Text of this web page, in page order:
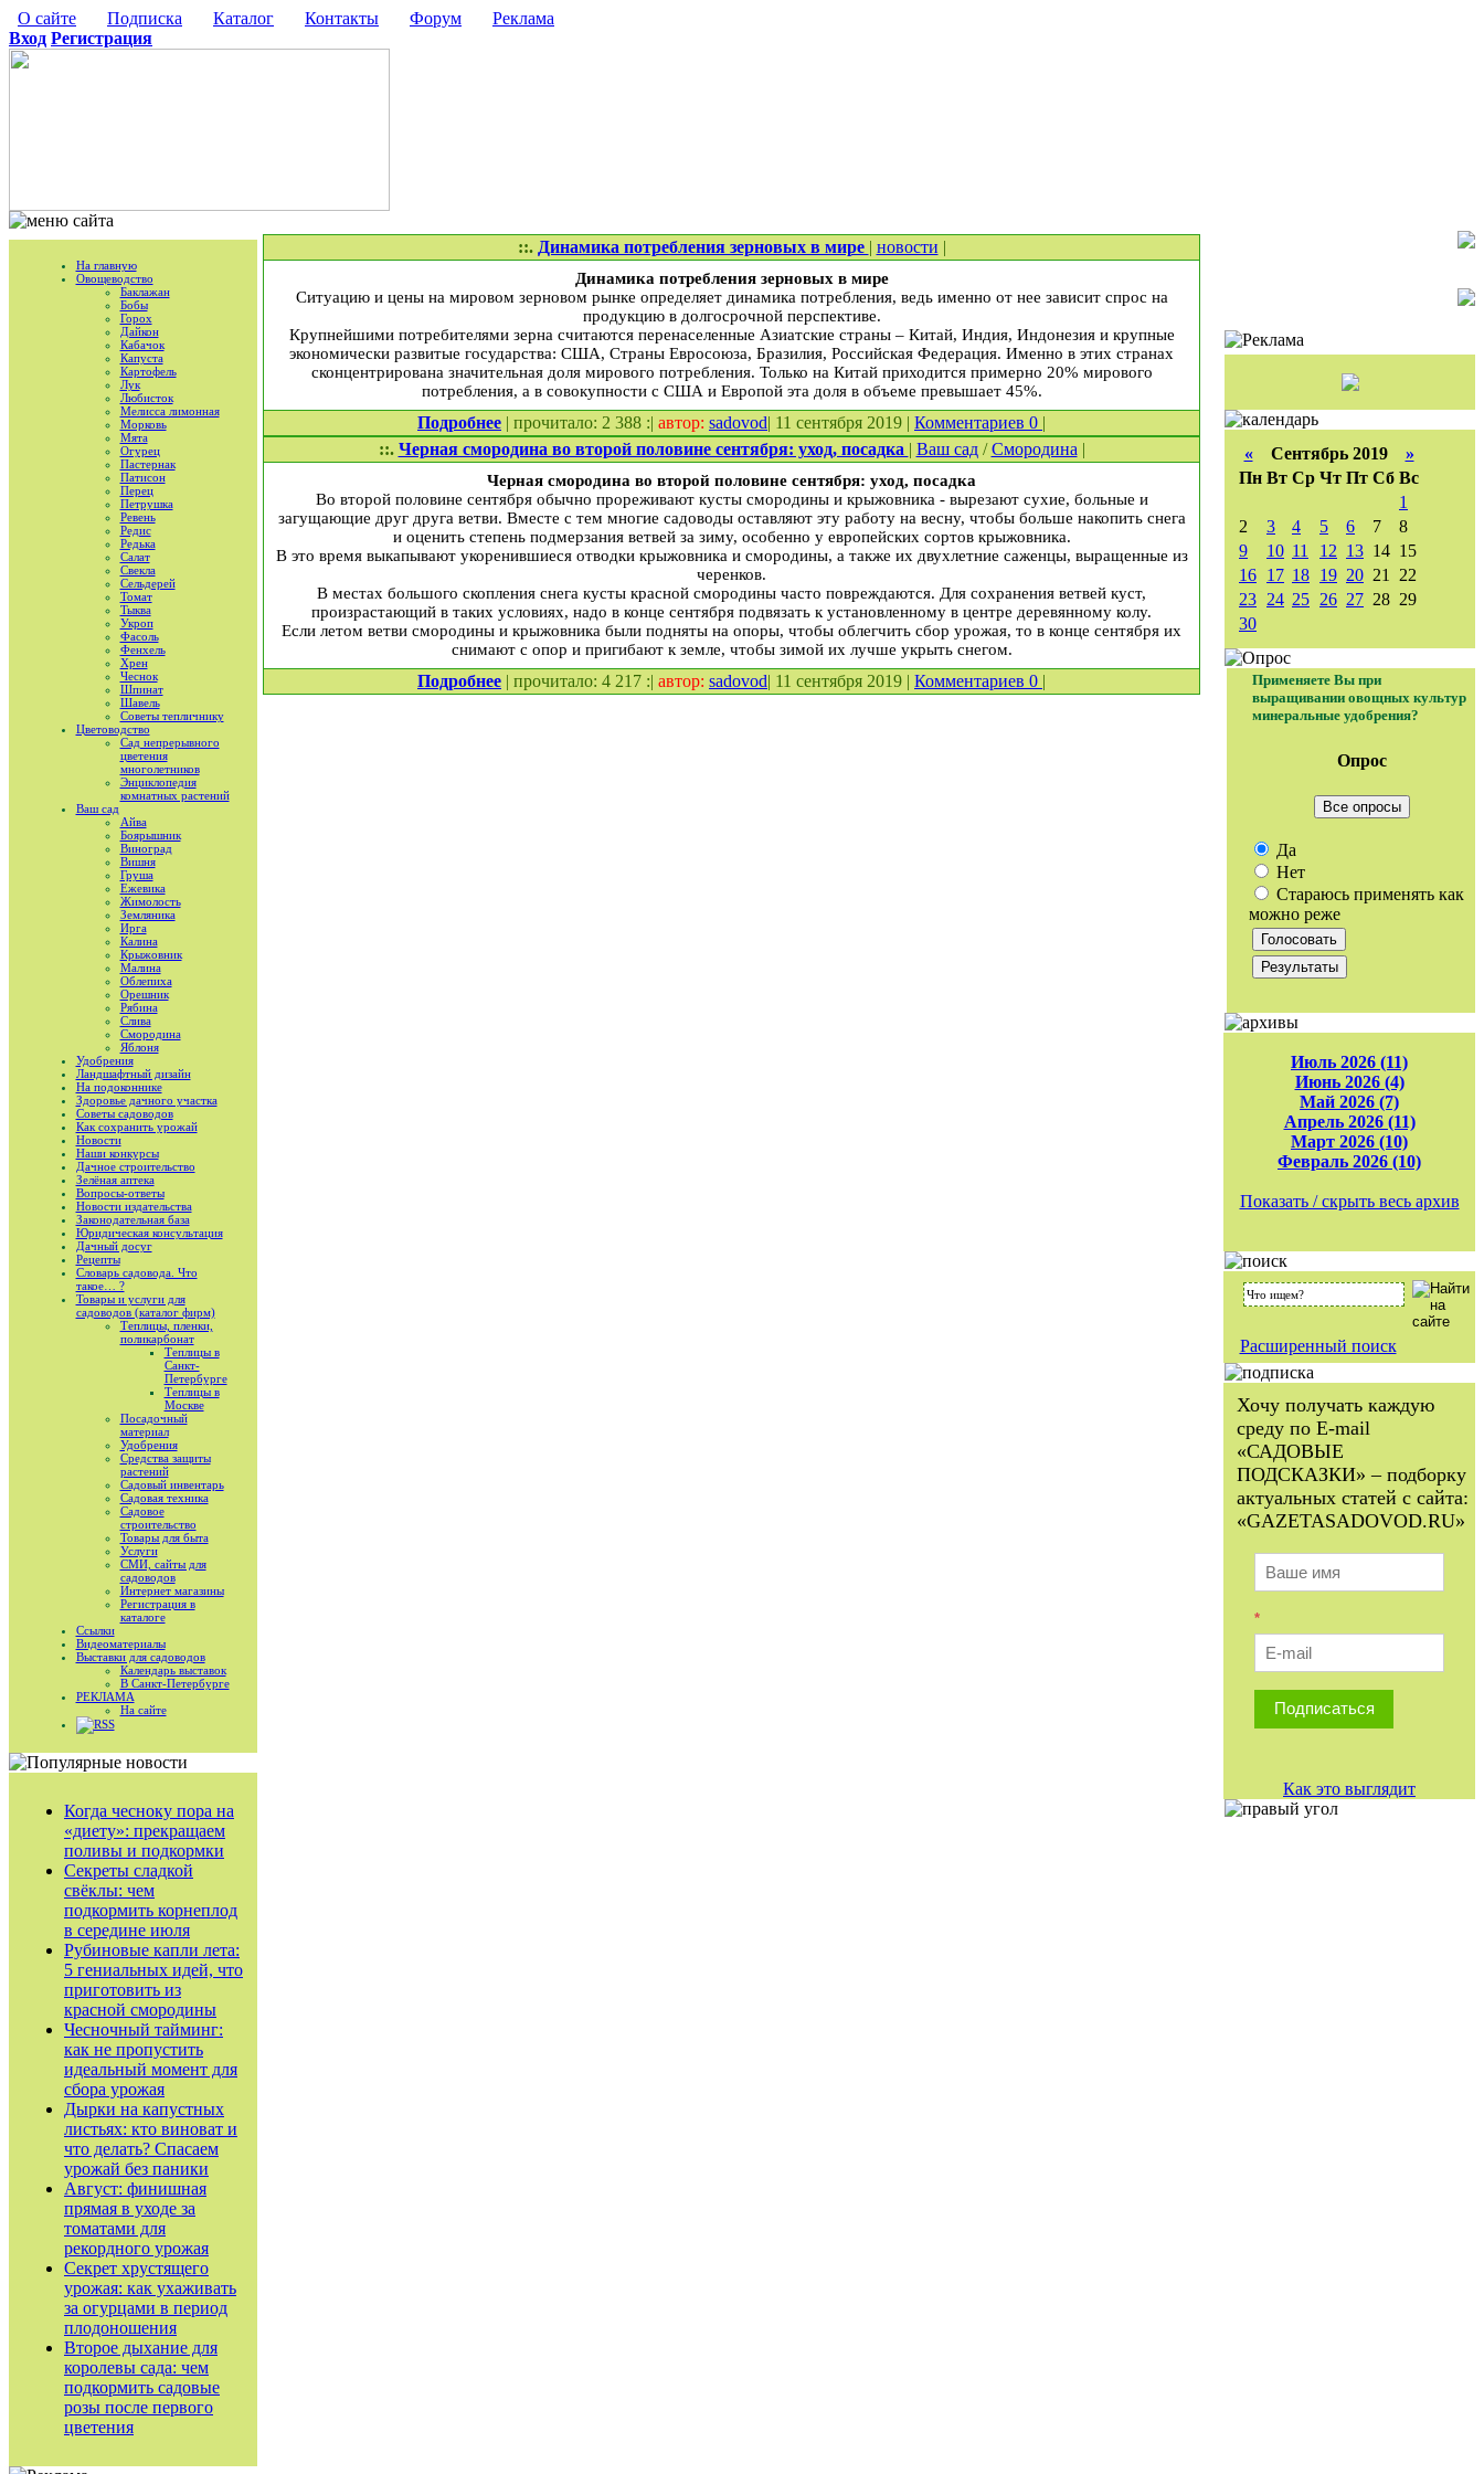
О сайте Подписка Каталог Контакты Форум
Реклама
Вход Регистрация
На главную
Овощеводство
Баклажан
Бобы
Горох
Дайкон
Кабачок
Капуста
Картофель
Лук
Любисток
Мелисса лимонная
Морковь
Мята
Огурец
Пастернак
Патисон
Перец
Петрушка
Ревень
Редис
Редька
Салат
Свекла
Сельдерей
Томат
Тыква
Укроп
Фасоль
Фенхель
Хрен
Чеснок
Шпинат
Шавель
Советы тепличнику
Цветоводство
Сад непрерывного
цветения
многолетников
Энциклопедия
комнатных растений
Ваш сад
Айва
Боярышник
Виноград
Вишня
Груша
Ежевика
Жимолость
Земляника
Ирга
Калина
Крыжовник
Малина
Облепиха
Орешник
Рябина
Слива
Смородина
Яблоня
Удобрения
Ландшафтный дизайн
На подоконнике
Здоровье дачного участка
Советы садоводов
Как сохранить урожай
Новости
Наши конкурсы
Дачное строительство
Зелёная аптека
Вопросы-ответы
Новости издательства
Законодательная база
Юридическая консультация
Дачный досуг
Рецепты
Словарь садовода. Что
такое… ?
Товары и услуги для
садоводов (каталог фирм)
Теплицы, пленки,
поликарбонат
Теплицы в
Санкт-
Петербурге
Теплицы в
Москве
Посадочный
материал
Удобрения
Средства защиты
растений
Садовый инвентарь
Садовая техника
Садовое
строительство
Товары для быта
Услуги
СМИ, сайты для
садоводов
Интернет магазины
Регистрация в
каталоге
Ссылки
Видеоматериалы
Выставки для садоводов
Календарь выставок
В Санкт-Петербурге
РЕКЛАМА
На сайте
RSS
Когда чесноку пора на
«диету»: прекращаем
поливы и подкормки
Секреты сладкой
свёклы: чем
подкормить корнеплод
в середине июля
Рубиновые капли лета:
5 гениальных идей, что
приготовить из
красной смородины
Чесночный тайминг:
как не пропустить
идеальный момент для
сбора урожая
Дырки на капустных
листьях: кто виноват и
что делать? Спасаем
урожай без паники
Август: финишная
прямая в уходе за
томатами для
рекордного урожая
Секрет хрустящего
урожая: как ухаживать
за огурцами в период
плодоношения
Второе дыхание для
королевы сада: чем
подкормить садовые
розы после первого
цветения
::. Динамика потребления зерновых в мире | новости |
Динамика потребления зерновых в мире
Ситуацию и цены на мировом зерновом рынке определяет динамика потребления, ведь именно от нее зависит спрос на
продукцию в долгосрочной перспективе.
Крупнейшими потребителями зерна считаются перенаселенные Азиатские страны – Китай, Индия, Индонезия и крупные
экономически развитые государства: США, Страны Евросоюза, Бразилия, Российская Федерация. Именно в этих странах
сконцентрирована значительная доля мирового потребления. Только на Китай приходится примерно 20% мирового
потребления, а в совокупности с США и Европой эта доля в объеме превышает 45%.
Подробнее | прочитало: 2 388 :| автор: sadovod| 11 сентября 2019 | Комментариев 0 |
::. Черная смородина во второй половине сентября: уход, посадка | Ваш сад/Смородина |
Черная смородина во второй половине сентября: уход, посадка
Во второй половине сентября обычно прореживают кусты смородины и крыжовника - вырезают сухие, больные и
загущающие друг друга ветви. Вместе с тем многие садоводы оставляют эту работу на весну, чтобы больше накопить снега
и оценить степень подмерзания ветвей за зиму, особенно у европейских сортов крыжовника.
В это время выкапывают укоренившиеся отводки крыжовника и смородины, а также их двухлетние саженцы, выращенные из
черенков.
В местах большого скопления снега кусты красной смородины часто повреждаются. Для сохранения ветвей куст,
произрастающий в таких условиях, надо в конце сентября подвязать к установленному в центре деревянному колу.
Если летом ветви смородины и крыжовника были подняты на опоры, чтобы облегчить сбор урожая, то в конце сентября их
снимают с опор и пригибают к земле, чтобы зимой их лучше укрыть снегом.
Подробнее | прочитало: 4 217 :| автор: sadovod| 11 сентября 2019 | Комментариев 0 |
«Сентябрь 2019 »
Пн Вт Ср Чт Пт Сб Вс
1
2
3 4 5 6 7
8
9
10 11 12 13 14 15
16 17 18 19 20 21
22
23 24 25 26 27 28 29
30
Применяете Вы при
выращивании овощных культур
минеральные удобрения?
Опрос
Все опросы
Да
Нет
Стараюсь применять как
можно реже
Июль 2026 (11)
Июнь 2026 (4)
Май 2026 (7)
Апрель 2026 (11)
Март 2026 (10)
Февраль 2026 (10)
Показать / скрыть весь архив
Расширенный поиск
Хочу получать каждую
среду по E-mail
«САДОВЫЕ
ПОДСКАЗКИ» – подборку
актуальных статей с сайта:
«GAZETASADOVOD.RU»
*
Подписаться
Как это выглядит